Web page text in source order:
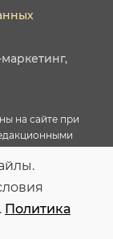
,
на сайте при
при наличии
Политика